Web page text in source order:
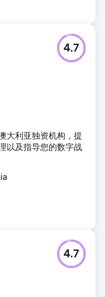
4.7
大利亚独资机构，提
以及指导您的数字战
4.7